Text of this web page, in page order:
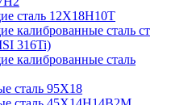
сталь 12Х18Н10Т
калиброванные сталь ст
316Ti)
калиброванные сталь
сталь 95Х18